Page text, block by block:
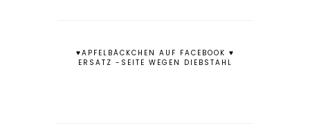
♥APFELBÄCKCHEN AUF FACEBOOK ♥
ERSATZ -SEITE WEGEN DIEBSTAHL